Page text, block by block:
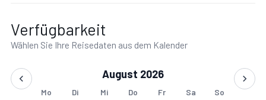
Mit Patio.
Verfügbarkeit
Wählen Sie Ihre Reisedaten aus dem Kalender
August 2026
Mo Di Mi Do Fr Sa So